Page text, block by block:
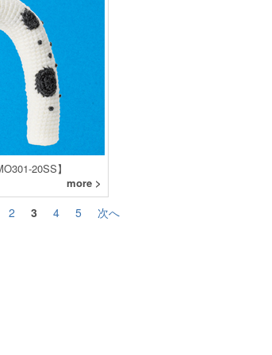
20SS】
more >
2 3 4 5 次へ